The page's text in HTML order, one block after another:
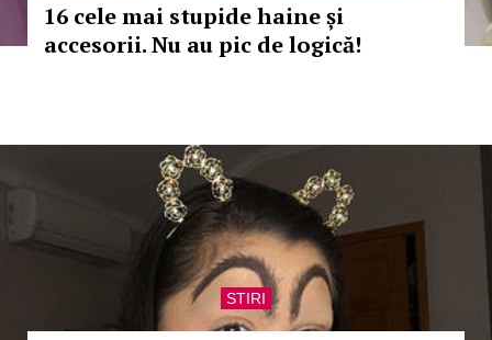
16 cele mai stupide haine și
accesorii. Nu au pic de logică!
STIRI